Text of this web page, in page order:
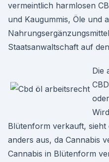
vermeintlich harmlosen
und Kaugummis, Öle und
Staatsanwaltschaft auf
Die
Blütenform verkauft, sieht
anders aus, da Cannabis
Cannabis in Blütenform